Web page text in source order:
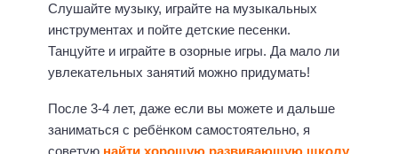
Слушайте музыку, играйте на музыкальных
инструментах и пойте детские песенки.
Танцуйте и играйте в озорные игры. Да мало ли
увлекательных занятий можно придумать!
После 3-4 лет, даже если вы можете и дальше
заниматься с ребёнком самостоятельно, я
советую найти хорошую развивающую школу